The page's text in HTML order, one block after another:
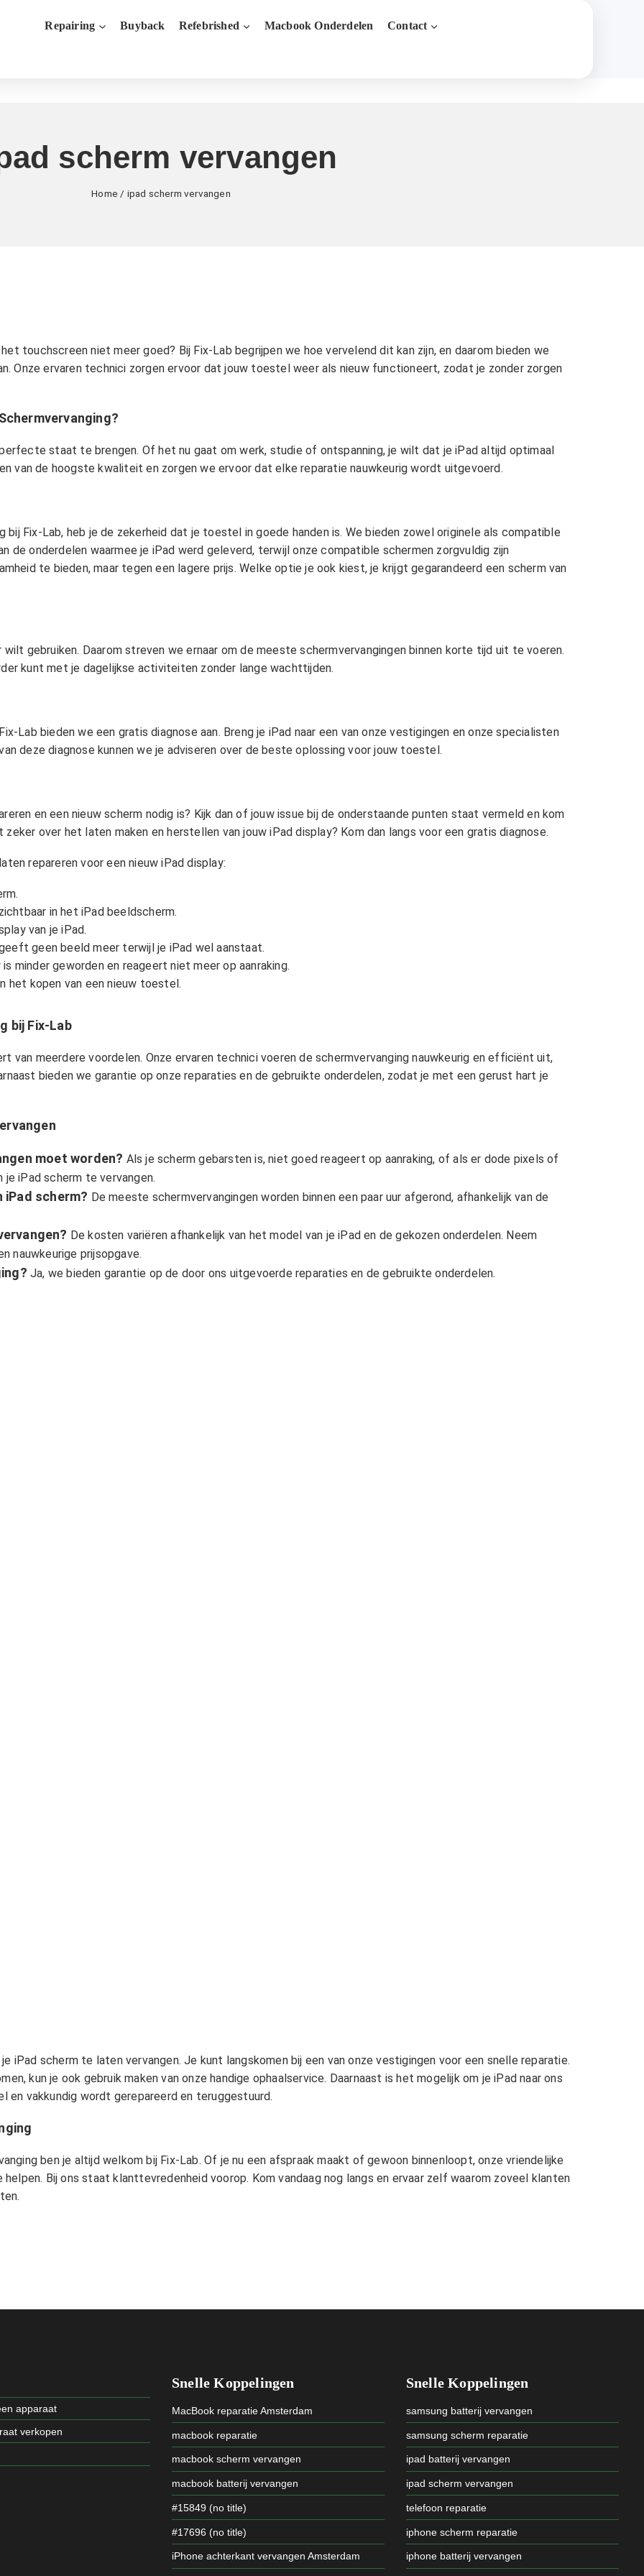
Repairing Buyback Refebrished Macbook Onderdelen Contact
scherm vervangen
Home / ipad scherm vervangen
touchscreen niet meer goed? Bij Fix-Lab begrijpen we hoe vervelend dit kan zijn, en daarom bieden we
Onze ervaren technici zorgen ervoor dat jouw toestel weer als nieuw functioneert, zodat je zonder zorgen
staat te brengen. Of het nu gaat om werk, studie of ontspanning, je wilt dat je iPad altijd optimaal
van de hoogste kwaliteit en zorgen we ervoor dat elke reparatie nauwkeurig wordt uitgevoerd.
bij Fix-Lab, heb je de zekerheid dat je toestel in goede handen is. We bieden zowel originele als compatible
de onderdelen waarmee je iPad werd geleverd, terwijl onze compatible schermen zorgvuldig zijn
te bieden, maar tegen een lagere prijs. Welke optie je ook kiest, je krijgt gegarandeerd een scherm van
gebruiken. Daarom streven we ernaar om de meeste schermvervangingen binnen korte tijd uit te voeren.
kunt met je dagelijkse activiteiten zonder lange wachttijden.
Lab bieden we een gratis diagnose aan. Breng je iPad naar een van onze vestigingen en onze specialisten
deze diagnose kunnen we je adviseren over de beste oplossing voor jouw toestel.
en een nieuw scherm nodig is? Kijk dan of jouw issue bij de onderstaande punten staat vermeld en kom
zeker over het laten maken en herstellen van jouw iPad display? Kom dan langs voor een gratis diagnose.
repareren voor een nieuw iPad display:
in het iPad beeldscherm.
van je iPad.
geen beeld meer terwijl je iPad wel aanstaat.
minder geworden en reageert niet meer op aanraking.
het kopen van een nieuw toestel.
bij Fix-Lab
van meerdere voordelen. Onze ervaren technici voeren de schermvervanging nauwkeurig en efficiënt uit,
bieden we garantie op onze reparaties en de gebruikte onderdelen, zodat je met een gerust hart je
moet worden? Als je scherm gebarsten is, niet goed reageert op aanraking, of als er dode pixels of
je iPad scherm te vervangen.
iPad scherm? De meeste schermvervangingen worden binnen een paar uur afgerond, afhankelijk van de
De kosten variëren afhankelijk van het model van je iPad en de gekozen onderdelen. Neem
nauwkeurige prijsopgave.
Ja, we bieden garantie op de door ons uitgevoerde reparaties en de gebruikte onderdelen.
iPad scherm te laten vervangen. Je kunt langskomen bij een van onze vestigingen voor een snelle reparatie.
kun je ook gebruik maken van onze handige ophaalservice. Daarnaast is het mogelijk om je iPad naar ons
vakkundig wordt gerepareerd en teruggestuurd.
ben je altijd welkom bij Fix-Lab. Of je nu een afspraak maakt of gewoon binnenloopt, onze vriendelijke
Bij ons staat klanttevredenheid voorop. Kom vandaag nog langs en ervaar zelf waarom zoveel klanten
apparaat
verkopen
Snelle Koppelingen
MacBook reparatie Amsterdam
macbook reparatie
macbook scherm vervangen
macbook batterij vervangen
#15849 (no title)
#17696 (no title)
iPhone achterkant vervangen Amsterdam
Snelle Koppelingen
samsung batterij vervangen
samsung scherm reparatie
ipad batterij vervangen
ipad scherm vervangen
telefoon reparatie
iphone scherm reparatie
iphone batterij vervangen